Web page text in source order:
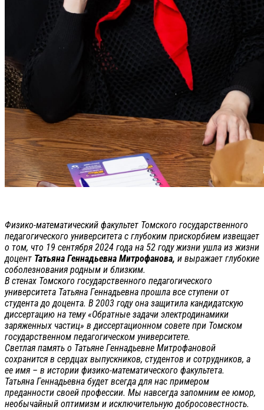
Физико-математический факультет Томского государственного
педагогического университета с глубоким прискорбием извещает
о том, что 19 сентября 2024 года на 52 году жизни ушла из жизни
доцент Татьяна Геннадьевна Митрофанова, и выражает глубокие
соболезнования родным и близким.
В стенах Томского государственного педагогического
университета Татьяна Геннадьевна прошла все ступени от
студента до доцента. В 2003 году она защитила кандидатскую
диссертацию на тему «Обратные задачи электродинамики
заряженных частиц» в диссертационном совете при Томском
государственном педагогическом университете.
Светлая память о Татьяне Геннадьевне Митрофановой
сохранится в сердцах выпускников, студентов и сотрудников, а
ее имя – в истории физико-математического факультета.
Татьяна Геннадьевна будет всегда для нас примером
преданности своей профессии. Мы навсегда запомним ее юмор,
необычайный оптимизм и исключительную добросовестность.